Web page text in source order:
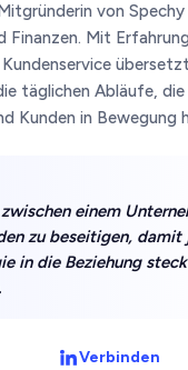
von
Finanzen. Mit
täglichen Abläufe, die
Kunden in Bewegung
einem
zu beseitigen, damit
in die Beziehung
Verbinden